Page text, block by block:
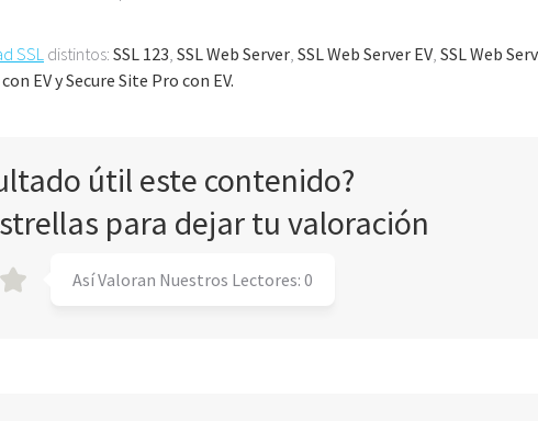
SSL distintos: SSL 123 SSL Web Server SSL Web Server EV SSL Web
EV ySecure Site Pro con EV.
útil este contenido?
para dejar tu valoración
Así Valoran Nuestros Lectores: 0